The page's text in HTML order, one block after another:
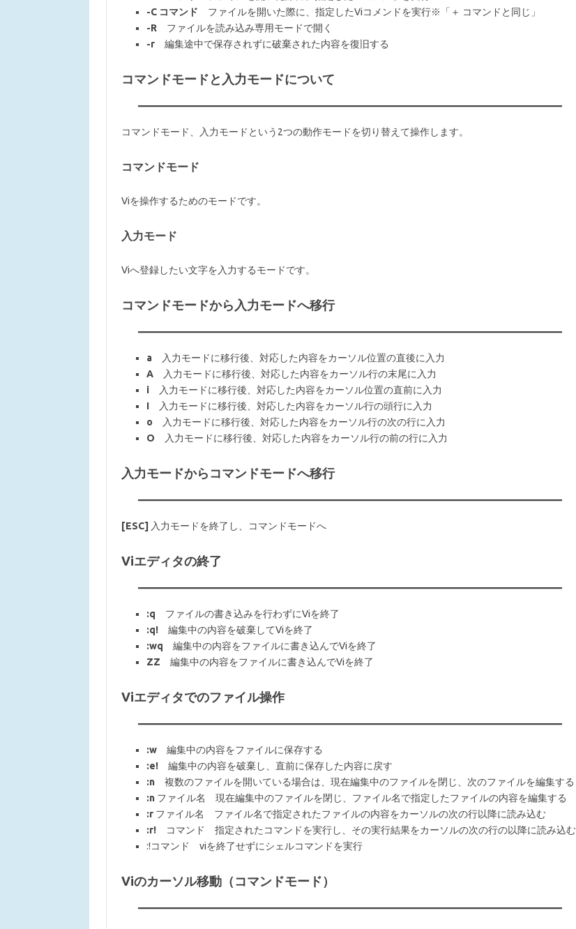
-C コマンド ファイルを開いた際に、指定したViコメンドを実行※「＋ コマンドと同じ」
-R ファイルを読み込み専用モードで開く
-r編集途中で保存されずに破棄された内容を復旧する
コマンドモードと入力モードについて
コマンドモード、入力モードという2つの動作モードを切り替えて操作します。
コマンドモード
Viを操作するためのモードです。
入力モード
Viへ登録したい文字を入力するモードです。
コマンドモードから入力モードへ移行
a入力モードに移行後、対応した内容をカーソル位置の直後に入力
A入力モードに移行後、対応した内容をカーソル行の末尾に入力
i入力モードに移行後、対応した内容をカーソル位置の直前に入力
I入力モードに移行後、対応した内容をカーソル行の頭行に入力
o 入力モードに移行後、対応した内容をカーソル行の次の行に入力
O 入力モードに移行後、対応した内容をカーソル行の前の行に入力
入力モードからコマンドモードへ移行
[ESC] 入力モードを終了し、コマンドモードへ
Viエディタの終了
:q ファイルの書き込みを行わずにViを終了
:q!編集中の内容を破棄してViを終了
:wq 編集中の内容をファイルに書き込んでViを終了
ZZ 編集中の内容をファイルに書き込んでViを終了
Viエディタでのファイル操作
:w編集中の内容をファイルに保存する
:e!編集中の内容を破棄し、直前に保存した内容に戻す
:n複数のファイルを開いている場合は、現在編集中のファイルを閉じ、次のファイルを編集する
:nファイル名 現在編集中のファイルを閉じ、ファイル名で指定したファイルの内容を編集する
:rファイル名 ファイル名で指定されたファイルの内容をカーソルの次の行以降に読み込む
:r!コマンド 指定されたコマンドを実行し、その実行結果をカーソルの次の行の以降に読み込む
:!コマンド viを終了せずにシェルコマンドを実行
Viのカーソル移動（コマンドモード）